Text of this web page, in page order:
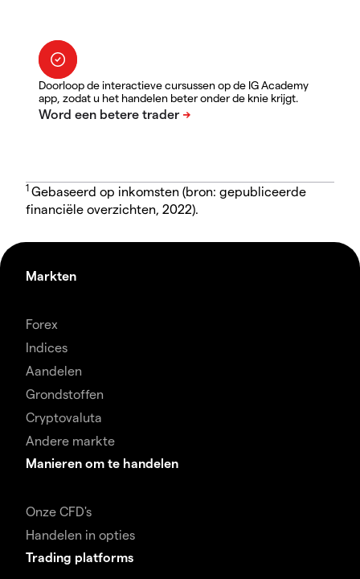
Doorloop de interactieve cursussen op de IG Academy
app, zodat u het handelen beter onder de knie krijgt.
1 Gebaseerd op inkomsten (bron: gepubliceerde
financiële overzichten, 2022).
Markten
Forex
Indices
Aandelen
Grondstoffen
Cryptovaluta
Andere markte
Manieren om te handelen
Onze CFD's
Handelen in opties
Trading platforms